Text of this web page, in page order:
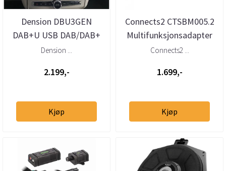
Dension DBU3GEN
DAB+U USB DAB/DAB+
mottaker – helintegrert
Dension ...
2.199,-
Kjøp
Connects2 CTSBM005.2
Multifunksjonsadapter
BMW, Mini (2005-->)
Connects2 ...
1.699,-
Kjøp